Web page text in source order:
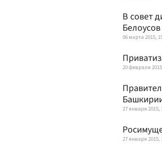
В совет
Белоусов
06 марта 2015,
20 февраля
27 января 2015,
27 января 2015,